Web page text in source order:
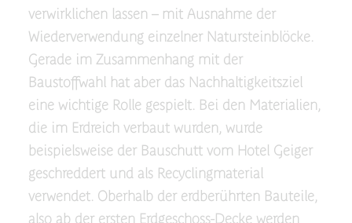
verwirklichen lassen – mit Ausnahme der
Wiederverwendung einzelner Natursteinblöcke.
Gerade im Zusammenhang mit der
Baustoffwahl hat aber das Nachhaltigkeitsziel
eine wichtige Rolle gespielt. Bei den Materialien,
die im Erdreich verbaut wurden, wurde
beispielsweise der Bauschutt vom Hotel Geiger
geschreddert und als Recyclingmaterial
verwendet. Oberhalb der erdberührten Bauteile,
also ab der ersten Erdgeschoss-Decke werden